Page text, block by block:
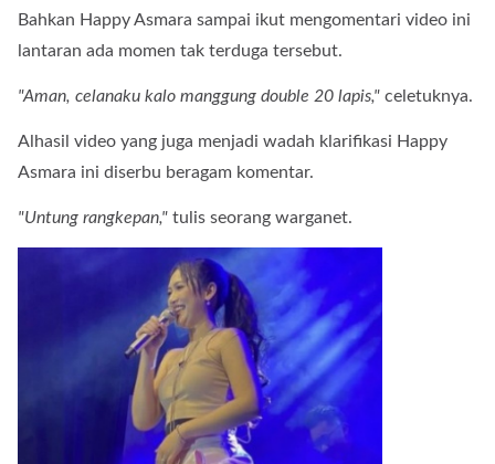
Bahkan Happy Asmara sampai ikut mengomentari video ini
lantaran ada momen tak terduga tersebut.
"Aman, celanaku kalo manggung double 20 lapis," celetuknya.
Alhasil video yang juga menjadi wadah klarifikasi Happy
Asmara ini diserbu beragam komentar.
"Untung rangkepan," tulis seorang warganet.